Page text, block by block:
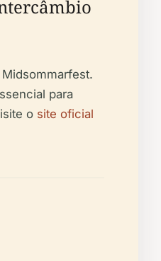
para
o site oficial